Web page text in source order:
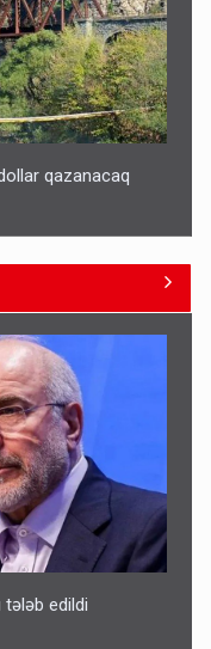
qazanacaq
bahalaşır -
tələb edildi